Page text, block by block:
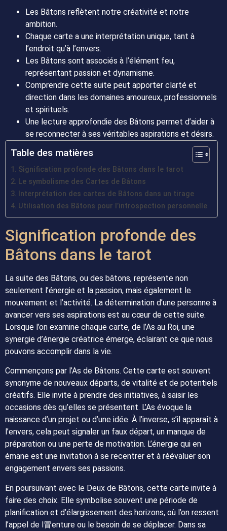
Les Bâtons reflètent notre créativité et notre
ambition.
Chaque carte a une interprétation unique, tant à
l’endroit qu’à l’envers.
Les Bâtons sont associés à l’élément feu,
représentant passion et dynamisme.
Comprendre cette suite peut apporter clarté et
direction dans les domaines amoureux, professionnels
et spirituels.
Une lecture approfondie des Bâtons permet d’aider à
se reconnecter à ses véritables aspirations et désirs.
Table des matières
Signification profonde des Bâtons dans le tarot
Le symbolisme des Cartes de Bâtons
Interprétation des cartes de Bâtons dans un tirage
Utilisation des Bâtons pour l’introspection personnelle
Signification profonde des
Bâtons dans le tarot
La suite des Bâtons, ou des bâtons, représente non
seulement l’énergie et la passion, mais également le
mouvement et l’activité. La détermination d’une personne à
avancer vers ses aspirations est au cœur de cette suite.
Lorsque l’on examine chaque carte, de l’As au Roi, une
synergie d’énergie créatrice émerge, éclairant ce que nous
pouvons accomplir dans la vie.
Commençons par l’As de Bâtons. Cette carte est souvent
synonyme de nouveaux départs, de vitalité et de potentiels
créatifs. Elle invite à prendre des initiatives, à saisir les
occasions dès qu’elles se présentent. L’As évoque la
naissance d’un projet ou d’une idée. À l’inverse, s’il apparaît à
l’envers, cela peut signaler un faux départ, un manque de
préparation ou une perte de motivation. L’énergie qui en
émane est une invitation à se recentrer et à réévaluer son
engagement envers ses passions.
En poursuivant avec le Deux de Bâtons, cette carte invite à
faire des choix. Elle symbolise souvent une période de
planification et d’élargissement des horizons, où l’on ressent
l’appel de l冒enture ou le besoin de se déplacer. Dans sa